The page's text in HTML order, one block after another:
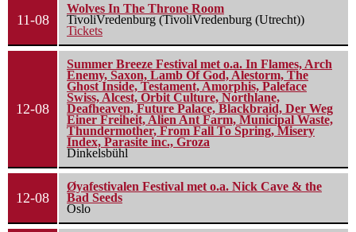
11-08
Wolves In The Throne Room
TivoliVredenburg (TivoliVredenburg (Utrecht))
Tickets
12-08
Summer Breeze Festival met o.a. In Flames, Arch
Enemy, Saxon, Lamb Of God, Alestorm, The
Ghost Inside, Testament, Amorphis, Paleface
Swiss, Alcest, Orbit Culture, Northlane,
Deafheaven, Future Palace, Blackbraid, Der Weg
Einer Freiheit, Alien Ant Farm, Municipal Waste,
Thundermother, From Fall To Spring, Misery
Index, Parasite inc., Groza
Dinkelsbühl
12-08
Øyafestivalen Festival met o.a. Nick Cave & the
Bad Seeds
Oslo